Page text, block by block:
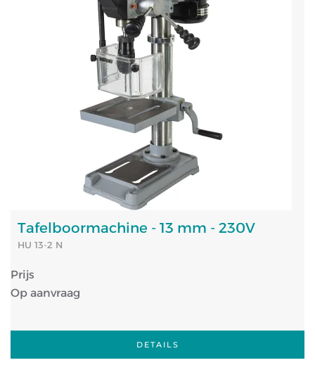
Tafelboormachine - 13 mm - 230V
HU 13-2 N
Prijs
Op aanvraag
DETAILS